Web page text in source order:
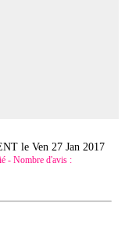
leVen 27 Jan 2017
- Nombre d'avis :